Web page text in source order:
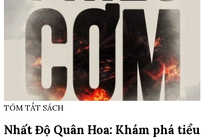
TÓM TẮT SÁCH
Nhất Độ Quân Hoa: Khám phá tiểu